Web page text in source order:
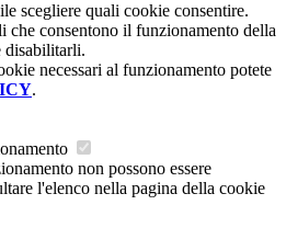
scegliere quali cookie consentire.
che consentono il funzionamento della
disabilitarli.
necessari al funzionamento potete
.
non possono essere
l'elenco nella pagina della cookie